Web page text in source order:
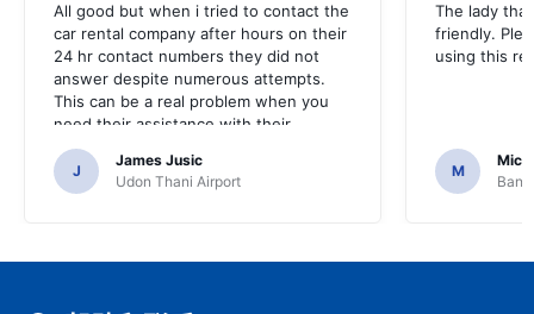
All good but when i tried to contact the
car rental company after hours on their
24 hr contact numbers they did not
answer despite numerous attempts.
This can be a real problem when you
need their assistance with their
services or car.
J
James Jusic
Udon Thani Airport
The lady
friendly.
using this
M